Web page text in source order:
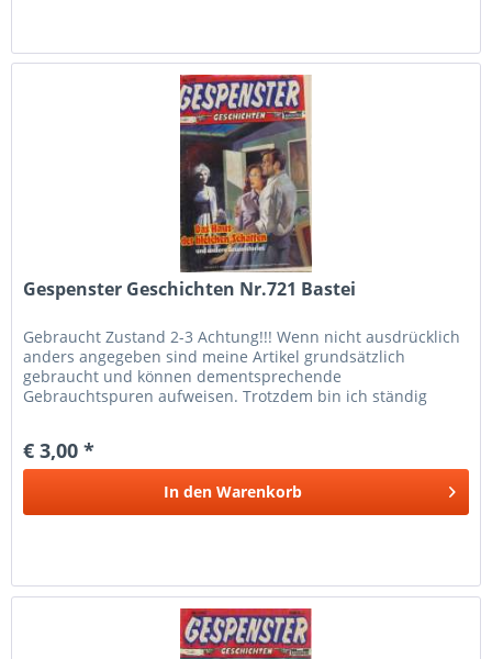
Gespenster Geschichten Nr.721 Bastei
Gebraucht Zustand 2-3 Achtung!!! Wenn nicht ausdrücklich
anders angegeben sind meine Artikel grundsätzlich
gebraucht und können dementsprechende
Gebrauchtspuren aufweisen. Trotzdem bin ich ständig
€ 3,00 *
In den Warenkorb